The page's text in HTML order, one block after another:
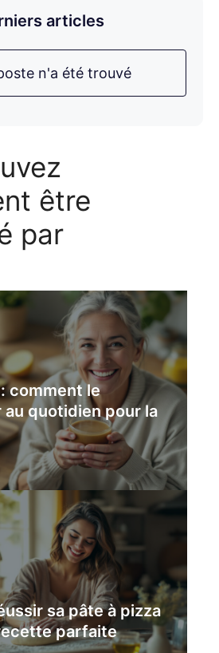
articles
n'a été trouvé
être
par
comment le
quotidien pour la
sa pâte à pizza
parfaite